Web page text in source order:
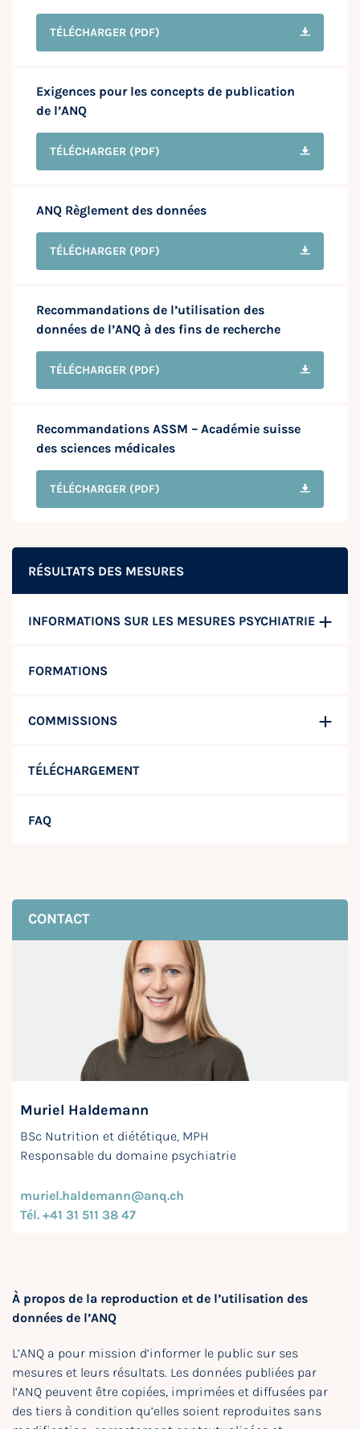
RÉSULTATS DES MESURES
INFORMATIONS SUR LES MESURES PSYCHIATRIE
FORMATIONS
COMMISSIONS
TÉLÉCHARGEMENT
FAQ
CONTACT
Muriel Haldemann
BSc Nutrition et diététique, MPH
Responsable du domaine psychiatrie
muriel.haldemann@anq.ch
Tél. +41 31 511 38 47
À propos de la reproduction et de l’utilisation des
données de l’ANQ
L’ANQ a pour mission d’informer le public sur ses
mesures et leurs résultats. Les données publiées par
l’ANQ peuvent être copiées, imprimées et diffusées par
des tiers à condition qu’elles soient reproduites sans
TÉLÉCHARGER (PDF)
Exigences pour les concepts de publication
de l’ANQ
TÉLÉCHARGER (PDF)
ANQ Règlement des données
TÉLÉCHARGER (PDF)
Recommandations de l’utilisation des
données de l’ANQ à des fins de recherche
TÉLÉCHARGER (PDF)
Recommandations ASSM – Académie suisse
des sciences médicales
TÉLÉCHARGER (PDF)